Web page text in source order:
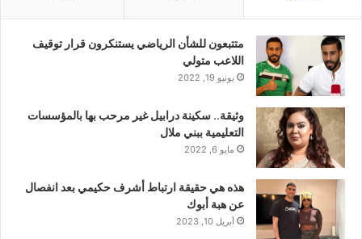
متتبعون للشأن الرياضي يستنكرون قرار توقيف
اللاعب متولي
يونيو 19, 2022
وثيقة.. سكينة درابيل غير مرحب بها بالمؤسسات
التعليمية ببني ملال
مايو 6, 2022
هذه هي حقيقة ارتباط أشرف حكيمي بعد انفصال
عن هبة أبوك
أبريل 10, 2023